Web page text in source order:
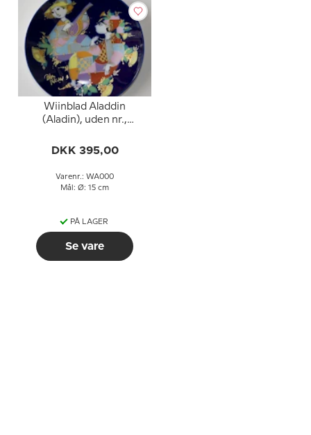
Wiinblad Aladdin
(Aladin), uden nr.,
Wiinblad
DKK 395,00
Varenr.: WA000
Mål: Ø: 15 cm
PÅ LAGER
Se vare